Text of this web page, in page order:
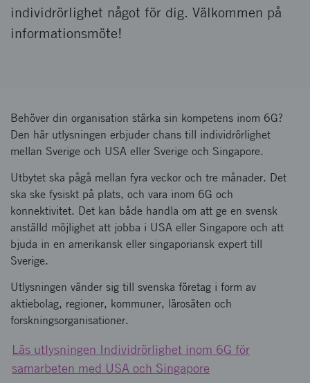
individrörlighet något för dig. Välkommen på
informationsmöte!
Behöver din organisation stärka sin kompetens inom 6G?
Den här utlysningen erbjuder chans till individrörlighet
mellan Sverige och USA eller Sverige och Singapore.
Utbytet ska pågå mellan fyra veckor och tre månader. Det
ska ske fysiskt på plats, och vara inom 6G och
konnektivitet. Det kan både handla om att ge en svensk
anställd möjlighet att jobba i USA eller Singapore och att
bjuda in en amerikansk eller singaporiansk expert till
Sverige.
Utlysningen vänder sig till svenska företag i form av
aktiebolag, regioner, kommuner, lärosäten och
forskningsorganisationer.
Läs utlysningen Individrörlighet inom 6G för
samarbeten med USA och Singapore